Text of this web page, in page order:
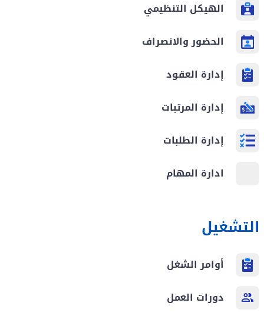
الهيكل التنظيمي
الحضور والانصراف
إدارة العقود
إدارة المرتبات
إدارة الطلبات
ادارة المهام
التشغيل
أوامر الشغل
دورات العمل